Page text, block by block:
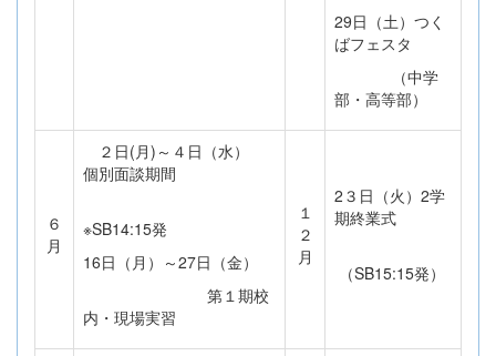
29日（土）つく
ばフェスタ
（中学
部・高等部）
６
月
２日(月)～４日（水）
個別面談期間
※SB14:15発
16日（月）～27日（金）
第１期校
内・現場実習
１
２
月
2３日（火）2学
期終業式
（SB15:15発）